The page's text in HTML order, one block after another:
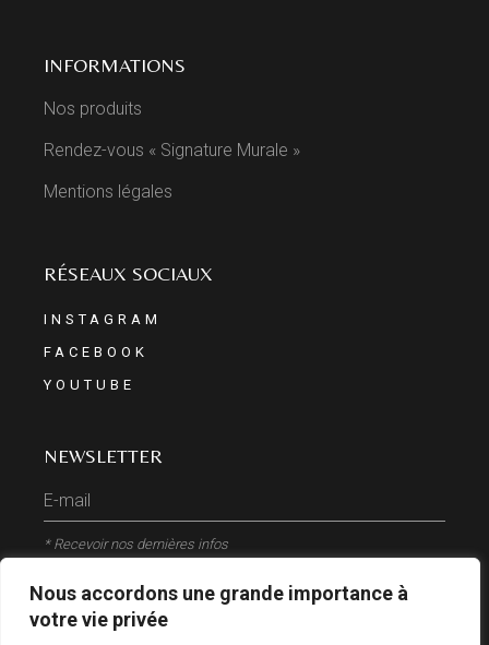
Nous accordons une grande importance à
votre vie privée
INFORMATIONS
Nos produits
Rendez-vous « Signature Murale »
Mentions légales
RÉSEAUX SOCIAUX
INSTAGRAM
FACEBOOK
YOUTUBE
NEWSLETTER
* Recevoir nos dernières infos
ENVOYER